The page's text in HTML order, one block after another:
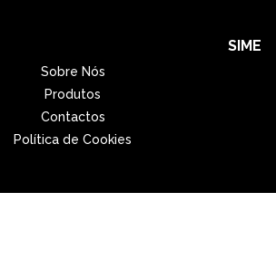
SIME
Sobre Nós
Produtos
Contactos
Política de Cookies